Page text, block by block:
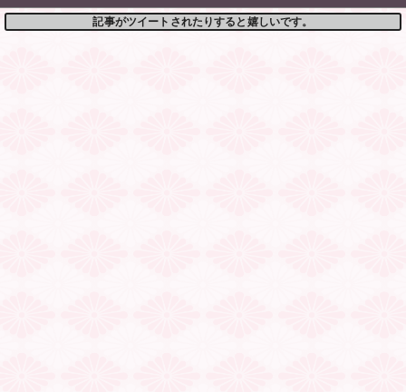
記事がツイートされたりすると嬉しいです。